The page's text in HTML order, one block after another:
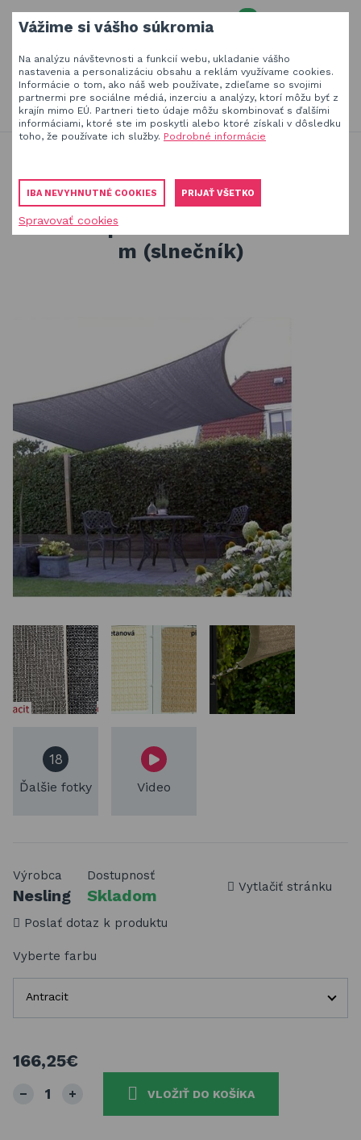
Váš e-mail
Vaše heslo
PŘIHLÁSIT
Registrovať
0
+420777 230 065
PO-PIA 8-18 hod.
Slnečníky a tieniaca technika
Drevené hračky
Stavebnice Qman
BLOG
KONTAKT
HĽADAŤ
Tieniace plachty - slnečníky
Tieniaca plachta - obdĺžnik 3 x 5 m (slnečník)
Tieniaca plachta - obdĺžnik 3 x 5
m (slnečník)
18
Ďalšie fotky Video
Výrobca
Nesling
Dostupnosť
Skladom Vytlačiť stránku
Poslať dotaz k produktu
Vyberte farbu
Antracit
166,25€
VLOŽIŤ DO KOŠÍKA
Vážime si vášho súkromia
Na analýzu návštevnosti a funkcií webu, ukladanie vášho
nastavenia a personalizáciu obsahu a reklám využívame cookies.
Informácie o tom, ako náš web používate, zdieľame so svojimi
partnermi pre sociálne médiá, inzerciu a analýzy, ktorí môžu byť z
krajín mimo EÚ. Partneri tieto údaje môžu skombinovať s ďalšími
informáciami, ktoré ste im poskytli alebo ktoré získali v dôsledku
toho, že používate ich služby. Podrobné informácie
IBA NEVYHNUTNÉ COOKIES PRIJAŤ VŠETKO
Spravovať cookies